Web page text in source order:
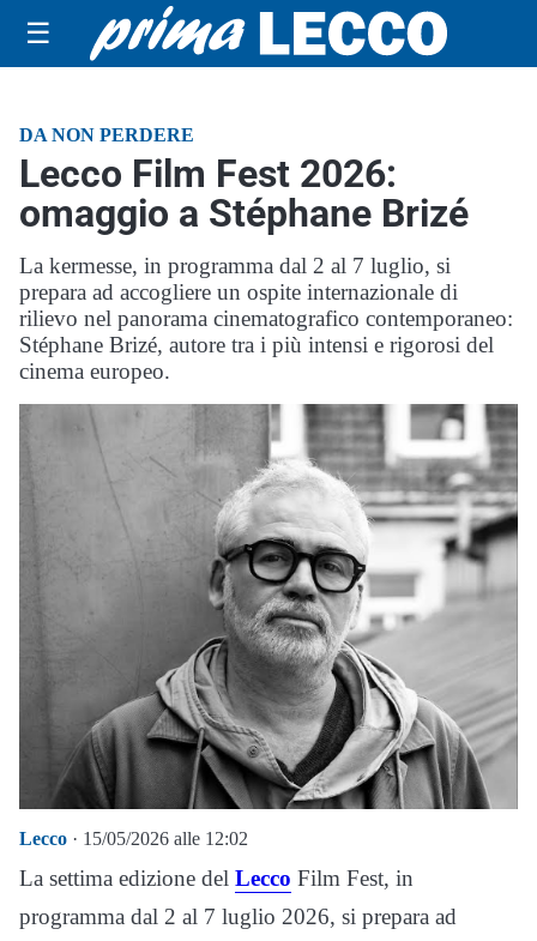
☰
DA NON PERDERE
Lecco Film Fest 2026:
omaggio a Stéphane Brizé
La kermesse, in programma dal 2 al 7 luglio, si
prepara ad accogliere un ospite internazionale di
rilievo nel panorama cinematografico contemporaneo:
Stéphane Brizé, autore tra i più intensi e rigorosi del
cinema europeo.
Lecco · 15/05/2026 alle 12:02
La settima edizione del Lecco Film Fest, in
programma dal 2 al 7 luglio 2026, si prepara ad